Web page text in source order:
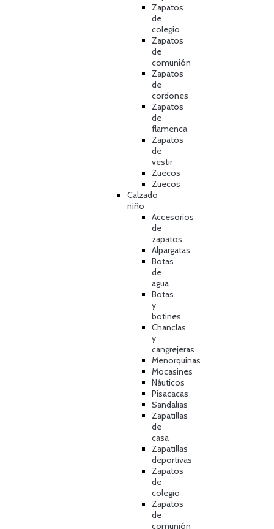
Zapatos
de
colegio
Zapatos
de
comunión
Zapatos
de
cordones
Zapatos
de
flamenca
Zapatos
de
vestir
Zuecos
Zuecos
Calzado
niño
Accesorios
de
zapatos
Alpargatas
Botas
de
agua
Botas
y
botines
Chanclas
y
cangrejeras
Menorquinas
Mocasines
Náuticos
Pisacacas
Sandalias
Zapatillas
de
casa
Zapatillas
deportivas
Zapatos
de
colegio
Zapatos
de
comunión